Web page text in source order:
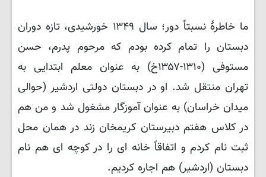
ما خاطرهٔ نسبتاً دور؛ سال ۱۳۴۹ خورشیدی، تازه دوران
دبستان را تمام کرده بودم که مرحوم پدرم، حسن
مستوفی (۱۳۱۰-۱۳۵۷خ) به عنوان معلم ابتدایی به
تهران منتقل شد. او در دبستان دولتی اردشیر (حوالی
میدان خراسان) به عنوان آموزگار مشغول شد و من هم
در کلاس هفتم دبیرستان کریمخان زند در همان محل
ثبت نام کردم و اتفاقاً خانه ای را در کوچه ای هم نام
دبستان (اردشیر) هم اجاره کردیم.